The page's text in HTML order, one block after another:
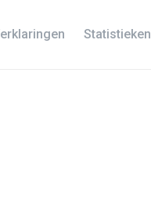
Statistieken